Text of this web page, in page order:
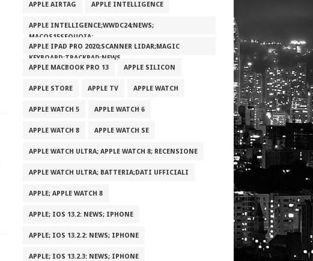
APPLE AIRTAG APPLE INTELLIGENCE
APPLE INTELLIGENCE;WWDC24;NEWS;
MACOS15SEQUOIA;
APPLE IPAD PRO 2020;SCANNER LIDAR;MAGIC
KEYBOARD;TRACKPAD;NEWS
APPLE MACBOOK PRO 13
APPLE SILICON
APPLE STORE APPLE TV APPLE WATCH
APPLE WATCH 5 APPLE WATCH 6
APPLE WATCH 8 APPLE WATCH SE
APPLE WATCH ULTRA; APPLE WATCH 8; RECENSIONE
APPLE WATCH ULTRA; BATTERIA;DATI UFFICIALI
APPLE; APPLE WATCH 8
APPLE; IOS 13.2: NEWS; IPHONE
APPLE; IOS 13.2.2: NEWS; IPHONE
APPLE; IOS 13.2.3: NEWS; IPHONE